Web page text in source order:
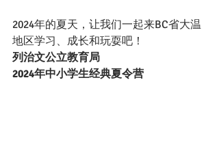
2024年的夏天，让我们一起来BC省大温
地区学习、成长和玩耍吧！
列治文公立教育局
2024年中小学生经典夏令营